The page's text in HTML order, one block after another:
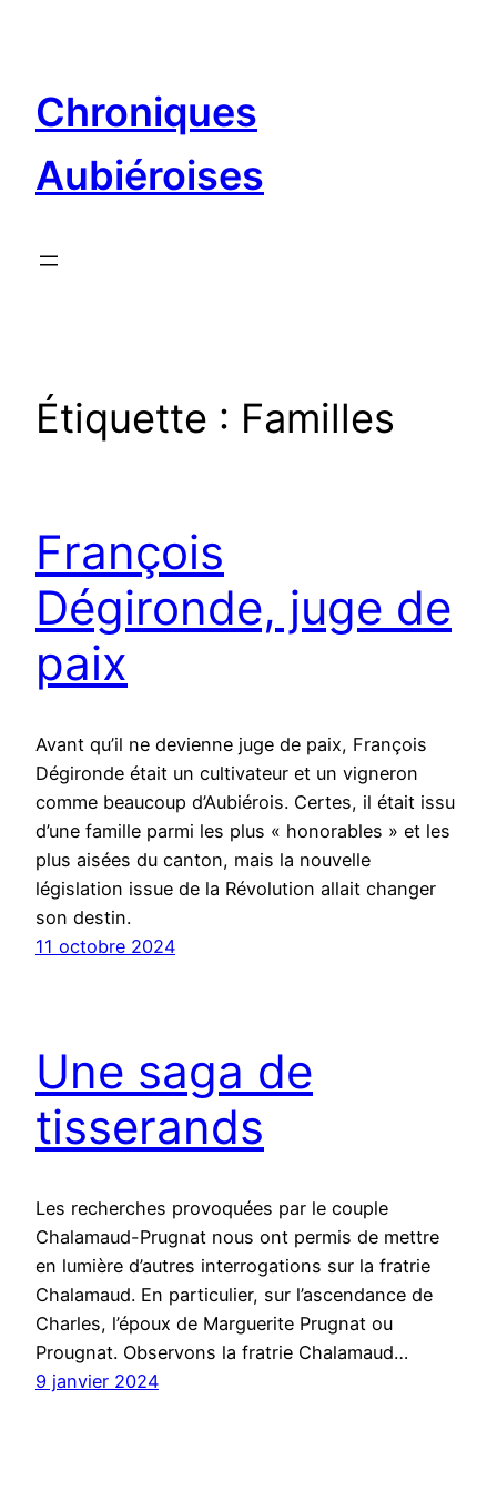
Chroniques
Aubiéroises
Étiquette : Familles
François
Dégironde, juge de
paix
Avant qu’il ne devienne juge de paix, François
Dégironde était un cultivateur et un vigneron
comme beaucoup d’Aubiérois. Certes, il était issu
d’une famille parmi les plus « honorables » et les
plus aisées du canton, mais la nouvelle
législation issue de la Révolution allait changer
son destin.
11 octobre 2024
Une saga de
tisserands
Les recherches provoquées par le couple
Chalamaud-Prugnat nous ont permis de mettre
en lumière d’autres interrogations sur la fratrie
Chalamaud. En particulier, sur l’ascendance de
Charles, l’époux de Marguerite Prugnat ou
Prougnat. Observons la fratrie Chalamaud…
9 janvier 2024